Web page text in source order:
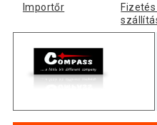
Importőr
Fizetés